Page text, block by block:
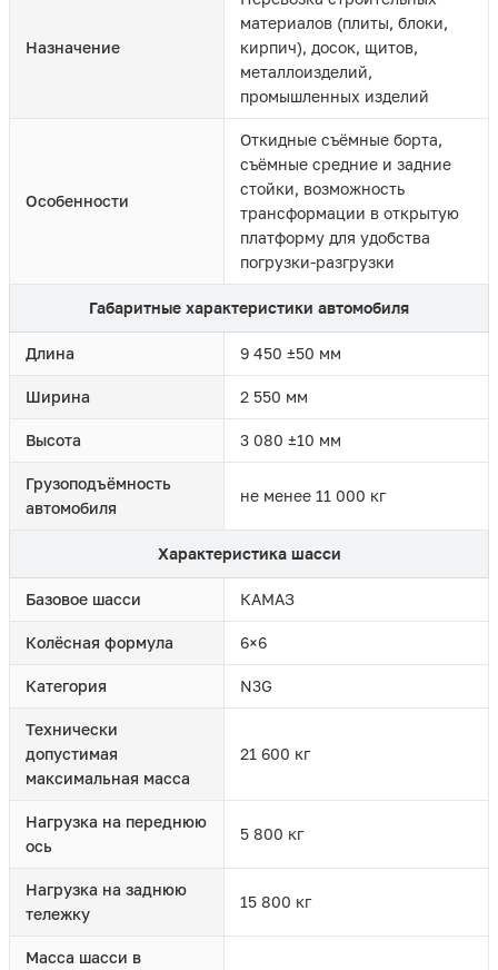
Назначение
материалов (плиты, блоки,
кирпич), досок, щитов,
металлоизделий,
промышленных изделий
Особенности
Откидные съёмные борта,
съёмные средние и задние
стойки, возможность
трансформации в открытую
платформу для удобства
погрузки-разгрузки
Габаритные характеристики автомобиля
Длина 9 450 ±50 мм
Ширина 2 550 мм
Высота 3 080 ±10 мм
Грузоподъёмность
автомобиля
не менее 11 000 кг
Характеристика шасси
Базовое шасси КАМАЗ
Колёсная формула 6×6
Категория N3G
Технически
допустимая
максимальная масса
21 600 кг
Нагрузка на переднюю
ось
5 800 кг
Нагрузка на заднюю
тележку
15 800 кг
Масса шасси в